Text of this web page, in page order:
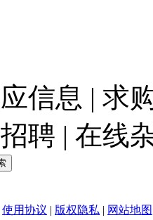
信息 | 求
聘 | 在线
使用协议 | 版权隐私 | 网站地图